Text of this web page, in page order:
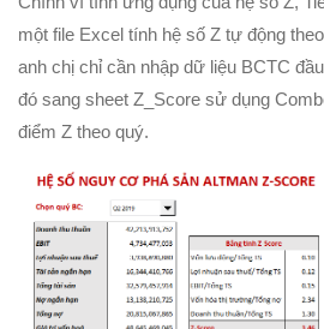
một file Excel tính hệ số Z tự động
anh chị chỉ cần nhập dữ liệu BCTC
đó sang sheet Z_Score sử dụng
điểm Z theo quý.